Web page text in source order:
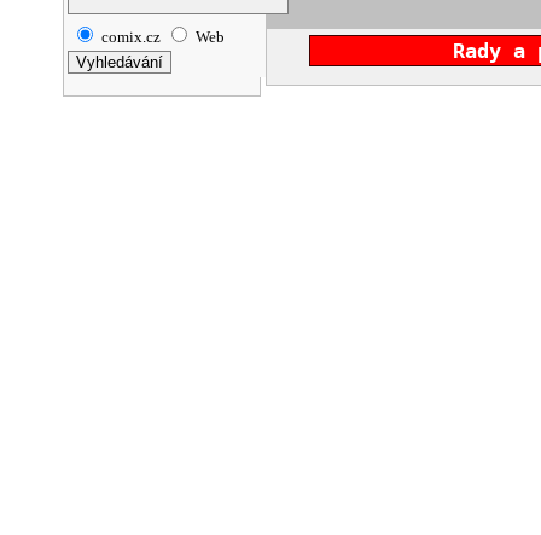
comix.cz Web
Rady a